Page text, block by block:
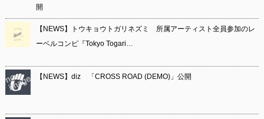
開
【NEWS】トウキョウトガリネズミ 所属アーティスト全員参加のレ
ーベルコンピ『Tokyo Togari…
【NEWS】diz 「CROSS ROAD (DEMO)」公開